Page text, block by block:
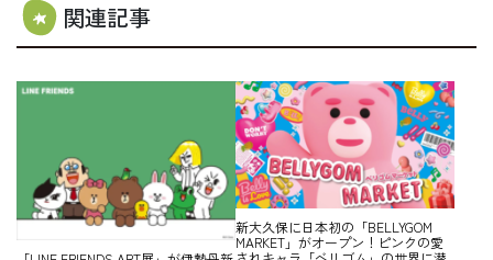
関連記事
新大久保に日本初の「BELLYGOM
MARKET」がオープン！ピンクの愛